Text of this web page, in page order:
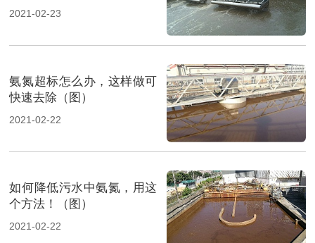
2021-02-23
氨氮超标怎么办，这样做可
快速去除（图）
2021-02-22
如何降低污水中氨氮，用这
个方法！（图）
2021-02-22